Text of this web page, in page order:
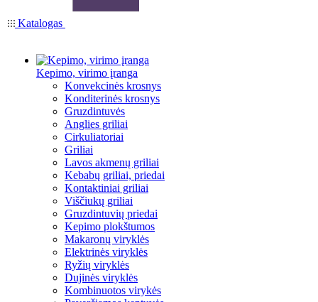
Katalogas
Kepimo, virimo įranga
Konvekcinės krosnys
Konditerinės krosnys
Gruzdintuvės
Anglies griliai
Cirkuliatoriai
Griliai
Lavos akmenų griliai
Kebabų griliai, priedai
Kontaktiniai griliai
Viščiukų griliai
Gruzdintuvių priedai
Kepimo plokštumos
Makaronų viryklės
Elektrinės viryklės
Ryžių viryklės
Dujinės viryklės
Kombinuotos virykės